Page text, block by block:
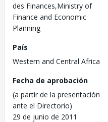
des Finances,Ministry of
Finance and Economic
Planning
País
Western and Central Africa
Fecha de aprobación
(a partir de la presentación
ante el Directorio)
29 de junio de 2011